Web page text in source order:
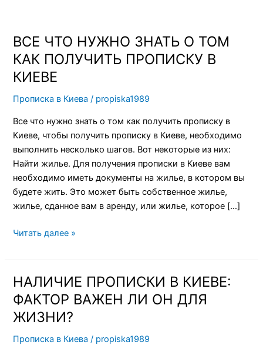
ВСЕ ЧТО НУЖНО ЗНАТЬ О ТОМ
КАК ПОЛУЧИТЬ ПРОПИСКУ В
КИЕВЕ
Прописка в Киева / propiska1989
Все что нужно знать о том как получить прописку в
Киеве, чтобы получить прописку в Киеве, необходимо
выполнить несколько шагов. Вот некоторые из них:
Найти жилье. Для получения прописки в Киеве вам
необходимо иметь документы на жилье, в котором вы
будете жить. Это может быть собственное жилье,
жилье, сданное вам в аренду, или жилье, которое […]
ВСЕ
ЧТО
НУЖНО
ЗНАТЬ
О
КАК
ПОЛУЧИТЬ
ПРОПИСКУ
В
КИЕВЕ
Читать далее »
НАЛИЧИЕ ПРОПИСКИ В КИЕВЕ:
ФАКТОР ВАЖЕН ЛИ ОН ДЛЯ
ЖИЗНИ?
Прописка в Киева / propiska1989
НАЛИЧИЕ
ПРОПИСКИ
В
КИЕВЕ:
ФАКТОР